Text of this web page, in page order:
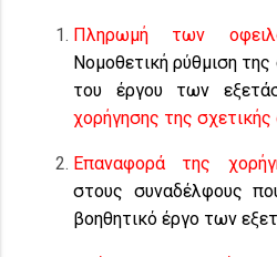
Πληρωμή των
Νομοθετική ρύθμιση της
του έργου των
χορήγησης της
Επαναφορά της
στους συναδέλφους
βοηθητικό έργο των